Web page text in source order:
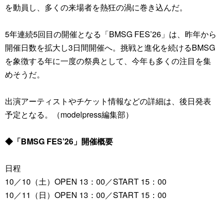
を動員し、多くの来場者を熱狂の渦に巻き込んだ。
5年連続5回目の開催となる「BMSG FES’26」は、昨年から
開催日数を拡大し3日間開催へ。挑戦と進化を続けるBMSG
を象徴する年に一度の祭典として、今年も多くの注目を集
めそうだ。
出演アーティストやチケット情報などの詳細は、後日発表
予定となる。（modelpress編集部）
◆「BMSG FES’26」開催概要
日程
10／10（土）OPEN 13：00／START 15：00
10／11（日）OPEN 13：00／START 15：00